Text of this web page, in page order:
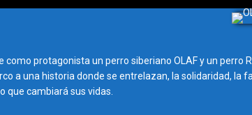
protagonista un perro siberiano OLAF y un perro
a una historia donde se entrelazan, la solidaridad, la
que cambiará sus vidas.